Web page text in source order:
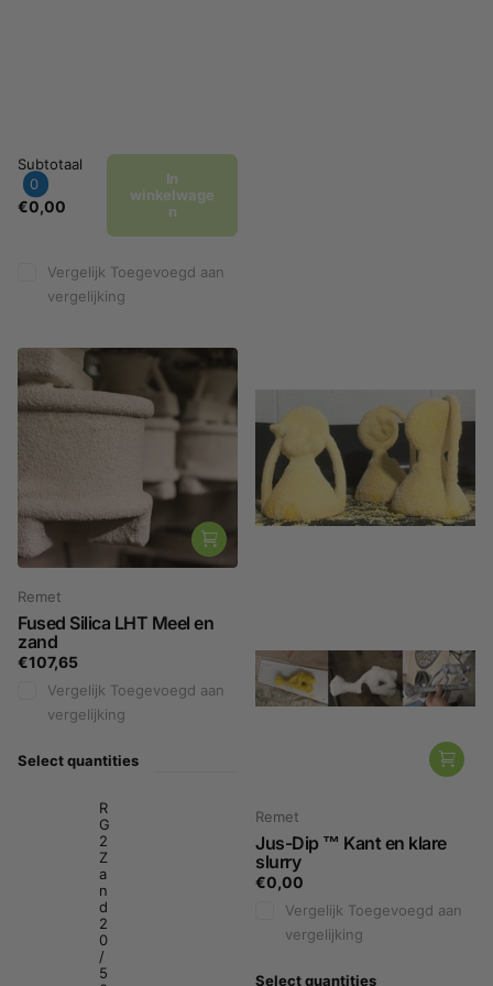
Subtotaal
0
€0,00
In
winkelwage
n
Vergelijk Toegevoegd aan
vergelijking
Remet
Fused Silica LHT Meel en
zand
€107,65
Vergelijk Toegevoegd aan
vergelijking
Select quantities
R
G
2
Z
a
n
d
2
0
/
5
Remet
Jus-Dip ™ Kant en klare
slurry
€0,00
Vergelijk Toegevoegd aan
vergelijking
Select quantities